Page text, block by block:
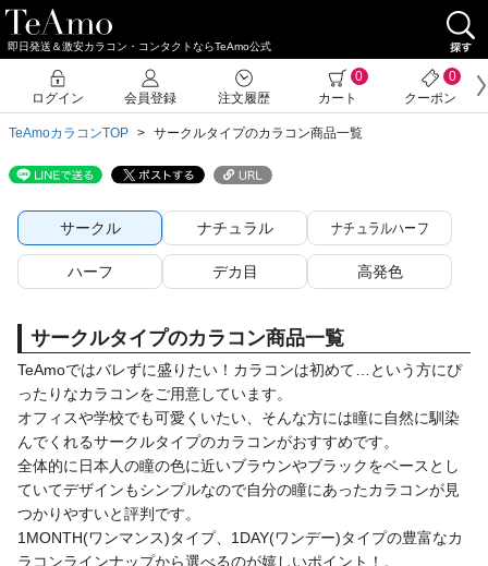
即日発送＆激安カラコン・コンタクトならTeAmo公式
TeAmoカラコンTOP サークルタイプのカラコン商品一覧
サークルタイプのカラコン商品一覧
TeAmoではバレずに盛りたい！カラコンは初めて…という方にぴ
ったりなカラコンをご用意しています。
オフィスや学校でも可愛くいたい、そんな方には瞳に自然に馴染
んでくれるサークルタイプのカラコンがおすすめです。
全体的に日本人の瞳の色に近いブラウンやブラックをベースとし
ていてデザインもシンプルなので自分の瞳にあったカラコンが見
つかりやすいと評判です。
1MONTH(ワンマンス)タイプ、1DAY(ワンデー)タイプの豊富なカ
ラコンラインナップから選べるのが嬉しいポイント！。
サークル ナチュラル ナチュラルハーフ
ハーフ デカ目 高発色
ログイン 会員登録 注文履歴
0
カート
0
クーポン